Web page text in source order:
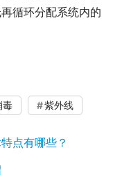
循环分配系统内的
毒 紫外线
点有哪些？